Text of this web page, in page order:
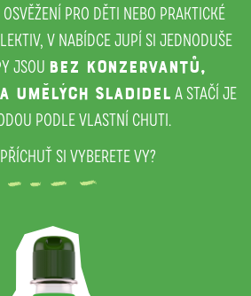
PRO DĚTI NEBO PRAKTICKÉ
V NABÍDCE JUPÍ SI JEDNODUŠE
JSOU BEZ KONZERVANTŮ,
UMĚLÝCH SLADIDEL A STAČÍ JE
PODLE VLASTNÍ CHUTI.
SI VYBERETE VY?